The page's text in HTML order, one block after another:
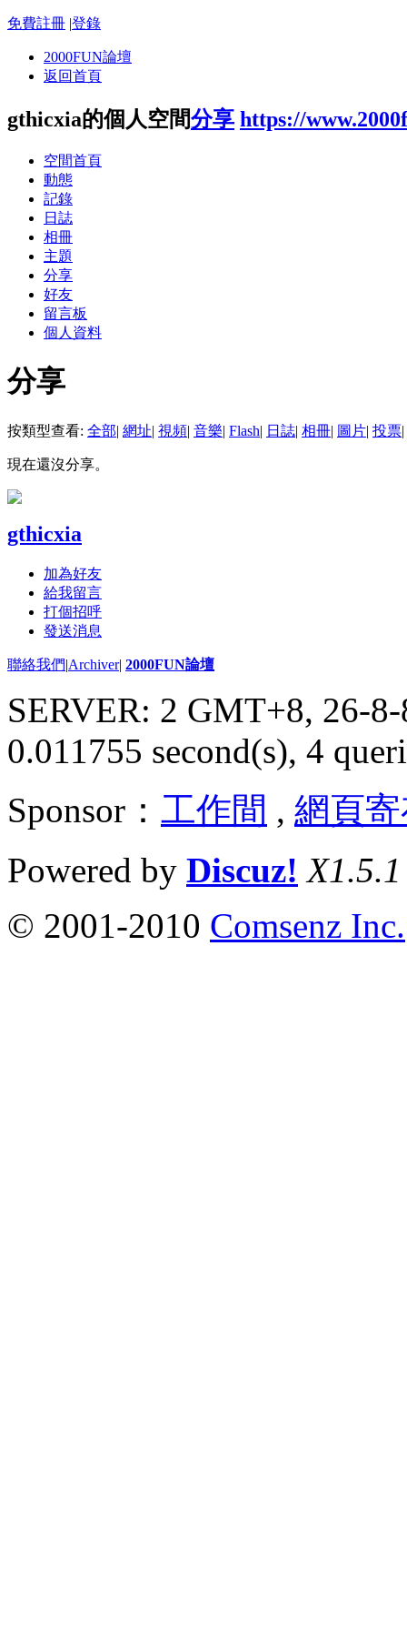
免費註冊 |登錄
2000FUN論壇
返回首頁
gthicxia的個人空間分享 https://
空間首頁
動態
記錄
日誌
相冊
主題
分享
好友
留言板
個人資料
分享
按類型查看: 全部| 網址| 視頻| 音樂| Flash| 日誌| 相冊| 圖片| 投票|
現在還沒分享。
gthicxia
加為好友
給我留言
打個招呼
發送消息
聯絡我們|Archiver| 2000FUN論壇
SERVER: 2 GMT+8, 26-
0.011755 second(s), 4
Sponsor： 工作間 , 網頁
Powered by Discuz! X1.5.1
© 2001-2010 Comsenz Inc.